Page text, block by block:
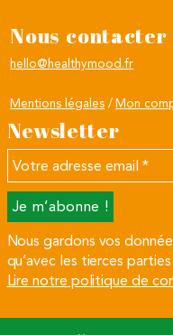
Nous contacter
hello@healthymood.fr
Mentions légales Mon
Newsletter
Votre
email
Nous gardons vos
qu’avec les tierces
Lire notre politique de